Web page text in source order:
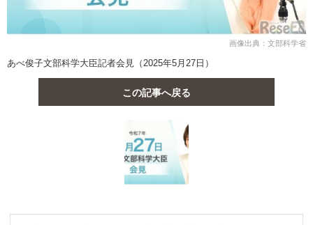
画像出典：文部科学省
あべ俊子文部科学大臣記者会見（2025年5月27日）
この記事へ戻る